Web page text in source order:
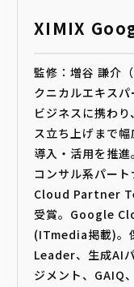
XIMIX
監修：増谷 謙介
クニカルエキス
ビジネスに携わ
ス立ち上げまで
導入・活用を推
コンサル系パー
Cloud Partner
受賞。Google
(ITmedia掲載)
Leader、生成AI
ジメント、GAIQ